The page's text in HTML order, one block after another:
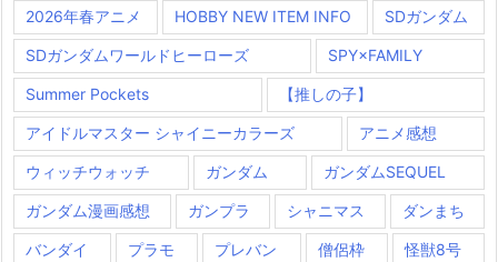
2026年春アニメ HOBBY NEW ITEM INFO SDガンダム
SDガンダムワールドヒーローズ SPY×FAMILY
Summer Pockets 【推しの子】
アイドルマスター シャイニーカラーズ アニメ感想
ウィッチウォッチ ガンダム ガンダムSEQUEL
ガンダム漫画感想 ガンプラ シャニマス ダンまち
バンダイ プラモ プレバン 僧侶枠 怪獣8号